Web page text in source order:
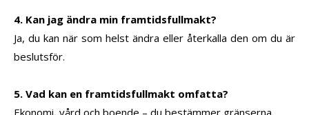
4. Kan jag ändra min framtidsfullmakt?
Ja, du kan när som helst ändra eller återkalla den om du är
beslutsför.
5. Vad kan en framtidsfullmakt omfatta?
Ekonomi, vård och boende – du bestämmer gränserna.